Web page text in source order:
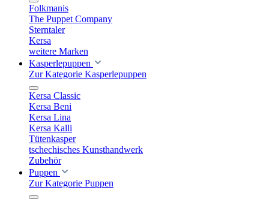
Folkmanis
The Puppet Company
Sterntaler
Kersa
weitere Marken
Kasperlepuppen
Zur Kategorie Kasperlepuppen
Kersa Classic
Kersa Beni
Kersa Lina
Kersa Kalli
Tütenkasper
tschechisches Kunsthandwerk
Zubehör
Puppen
Zur Kategorie Puppen